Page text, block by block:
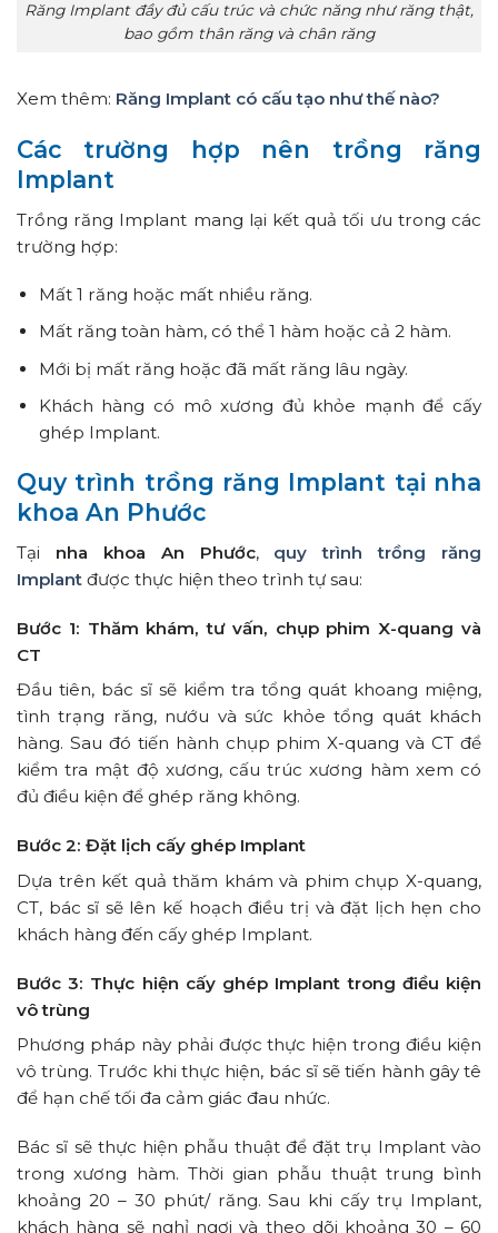
Răng Implant đầy đủ cấu trúc và chức năng như răng thật,
bao gồm thân răng và chân răng
Xem thêm: Răng Implant có cấu tạo như thế nào?
Các trường hợp nên trồng răng
Implant
Trồng răng Implant mang lại kết quả tối ưu trong các
trường hợp:
Mất 1 răng hoặc mất nhiều răng.
Mất răng toàn hàm, có thể 1 hàm hoặc cả 2 hàm.
Mới bị mất răng hoặc đã mất răng lâu ngày.
Khách hàng có mô xương đủ khỏe mạnh để cấy
ghép Implant.
Quy trình trồng răng Implant tại nha
khoa An Phước
Tại nha khoa An Phước, quy trình trồng răng
Implant được thực hiện theo trình tự sau:
Bước 1: Thăm khám, tư vấn, chụp phim X-quang và
CT
Đầu tiên, bác sĩ sẽ kiểm tra tổng quát khoang miệng,
tình trạng răng, nướu và sức khỏe tổng quát khách
hàng. Sau đó tiến hành chụp phim X-quang và CT để
kiểm tra mật độ xương, cấu trúc xương hàm xem có
đủ điều kiện để ghép răng không.
Bước 2: Đặt lịch cấy ghép Implant
Dựa trên kết quả thăm khám và phim chụp X-quang,
CT, bác sĩ sẽ lên kế hoạch điều trị và đặt lịch hẹn cho
khách hàng đến cấy ghép Implant.
Bước 3: Thực hiện cấy ghép Implant trong điều kiện
vô trùng
Phương pháp này phải được thực hiện trong điều kiện
vô trùng. Trước khi thực hiện, bác sĩ sẽ tiến hành gây tê
để hạn chế tối đa cảm giác đau nhức.
Bác sĩ sẽ thực hiện phẫu thuật để đặt trụ Implant vào
trong xương hàm. Thời gian phẫu thuật trung bình
khoảng 20 – 30 phút/ răng. Sau khi cấy trụ Implant,
khách hàng sẽ nghỉ ngơi và theo dõi khoảng 30 – 60